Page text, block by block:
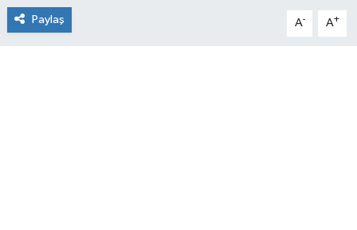
Paylaş A- A+